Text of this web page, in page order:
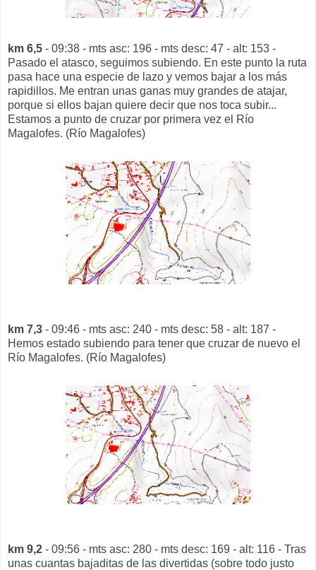
km 6,5 - 09:38 - mts asc: 196 - mts desc: 47 - alt: 153 -
Pasado el atasco, seguimos subiendo. En este punto la ruta
pasa hace una especie de lazo y vemos bajar a los más
rapidillos. Me entran unas ganas muy grandes de atajar,
porque si ellos bajan quiere decir que nos toca subir...
Estamos a punto de cruzar por primera vez el Río
Magalofes. (Río Magalofes)
km 7,3 - 09:46 - mts asc: 240 - mts desc: 58 - alt: 187 -
Hemos estado subiendo para tener que cruzar de nuevo el
Río Magalofes. (Río Magalofes)
km 9,2 - 09:56 - mts asc: 280 - mts desc: 169 - alt: 116 - Tras
unas cuantas bajaditas de las divertidas (sobre todo justo